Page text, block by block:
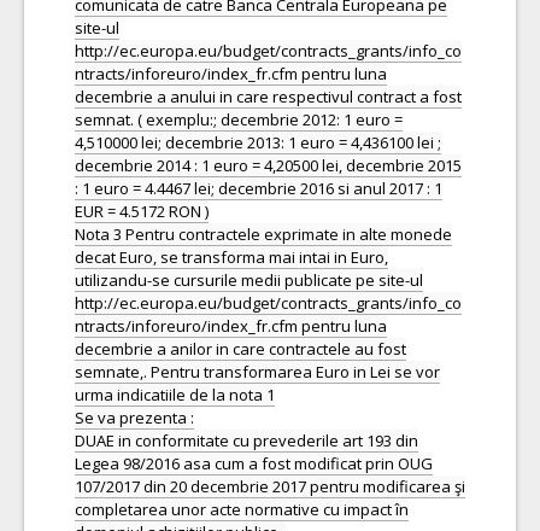
comunicata de catre Banca Centrala Europeana pe
site-ul
http://ec.europa.eu/budget/contracts_grants/info_co
ntracts/inforeuro/index_fr.cfm pentru luna
decembrie a anului in care respectivul contract a fost
semnat. ( exemplu:; decembrie 2012: 1 euro =
4,510000 lei; decembrie 2013: 1 euro = 4,436100 lei ;
decembrie 2014 : 1 euro = 4,20500 lei, decembrie 2015
: 1 euro = 4.4467 lei; decembrie 2016 si anul 2017 : 1
EUR = 4.5172 RON )
Nota 3 Pentru contractele exprimate in alte monede
decat Euro, se transforma mai intai in Euro,
utilizandu-se cursurile medii publicate pe site-ul
http://ec.europa.eu/budget/contracts_grants/info_co
ntracts/inforeuro/index_fr.cfm pentru luna
decembrie a anilor in care contractele au fost
semnate,. Pentru transformarea Euro in Lei se vor
urma indicatiile de la nota 1
Se va prezenta :
DUAE in conformitate cu prevederile art 193 din
Legea 98/2016 asa cum a fost modificat prin OUG
107/2017 din 20 decembrie 2017 pentru modificarea şi
completarea unor acte normative cu impact în